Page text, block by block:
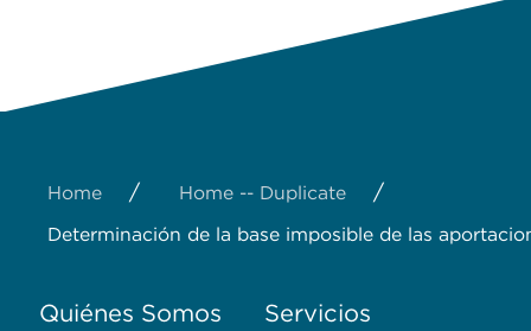
Home / Home -- Duplicate /
Determinación de la base imposible de las
Quiénes Somos Servicios